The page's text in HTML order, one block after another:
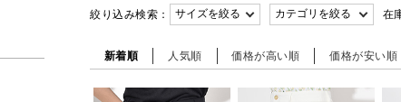
絞り込み検索： 在
新着順 人気順 価格が高い順 価格が安い順